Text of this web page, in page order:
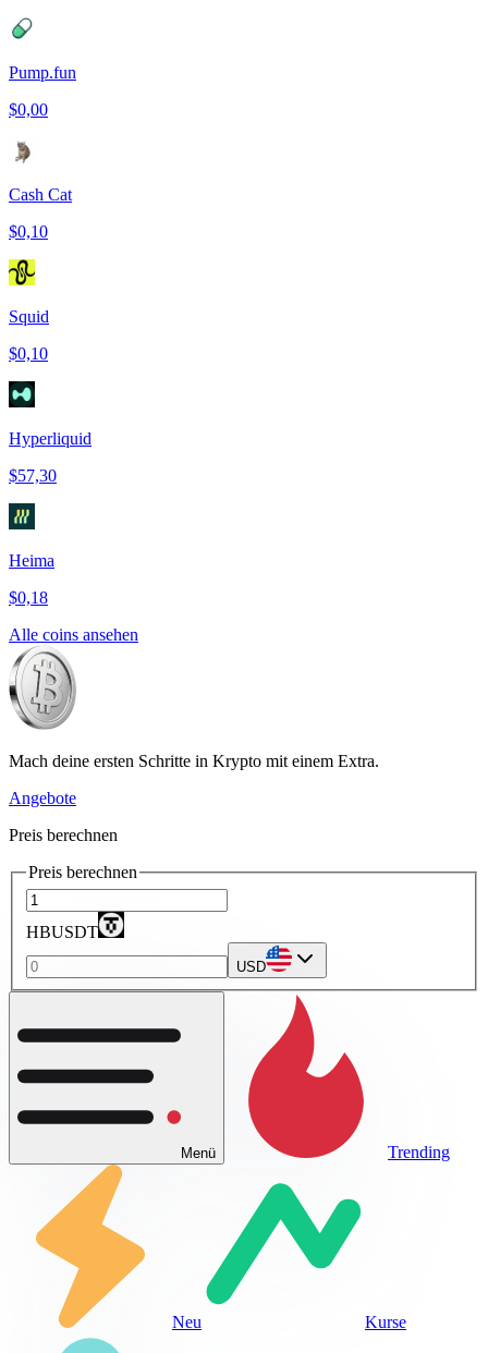
Pump.fun
$0,00
Cash Cat
$0,10
Squid
$0,10
Hyperliquid
$57,30
Heima
$0,18
Alle coins ansehen
Mach deine ersten Schritte in Krypto mit einem Extra.
Angebote
Preis berechnen
Preis berechnen
HBUSDT
USD
Menü Trending
Neu Kurse